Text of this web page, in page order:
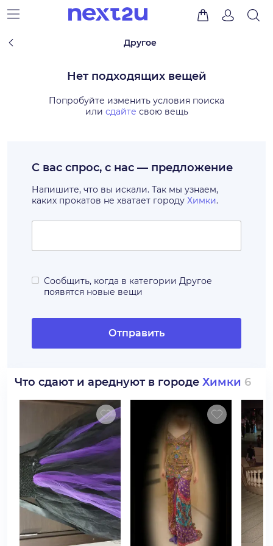
Другое
Нет подходящих вещей
Попробуйте изменить условия поиска
или сдайте свою вещь
С вас спрос, с нас — предложение
Напишите, что вы искали. Так мы узнаем,
каких прокатов не хватает городу Химки.
Сообщить, когда в категории Другое
появятся новые вещи
Отправить
Что сдают и ареднуют в городе Химки 6